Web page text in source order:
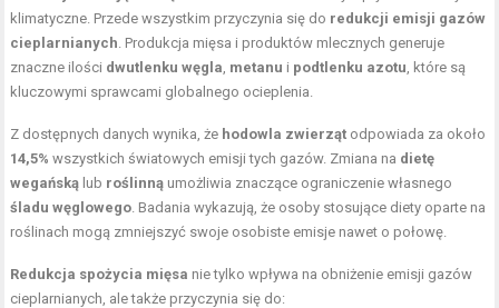
klimatyczne. Przede wszystkim przyczynia się do redukcji emisji gazów
cieplarnianych . Produkcja mięsa i produktów mlecznych generuje
znaczne ilości dwutlenku węgla metanu i podtlenku azotu , które są
kluczowymi sprawcami globalnego ocieplenia.
Z dostępnych danych wynika, że hodowla zwierząt odpowiada za około
14,5% wszystkich światowych emisji tych gazów. Zmiana na dietę
wegańską lub roślinną umożliwia znaczące ograniczenie własnego
śladu węglowego . Badania wykazują, że osoby stosujące diety oparte na
roślinach mogą zmniejszyć swoje osobiste emisje nawet o połowę.
Redukcja spożycia mięsa nie tylko wpływa na obniżenie emisji gazów
cieplarnianych, ale także przyczynia się do: